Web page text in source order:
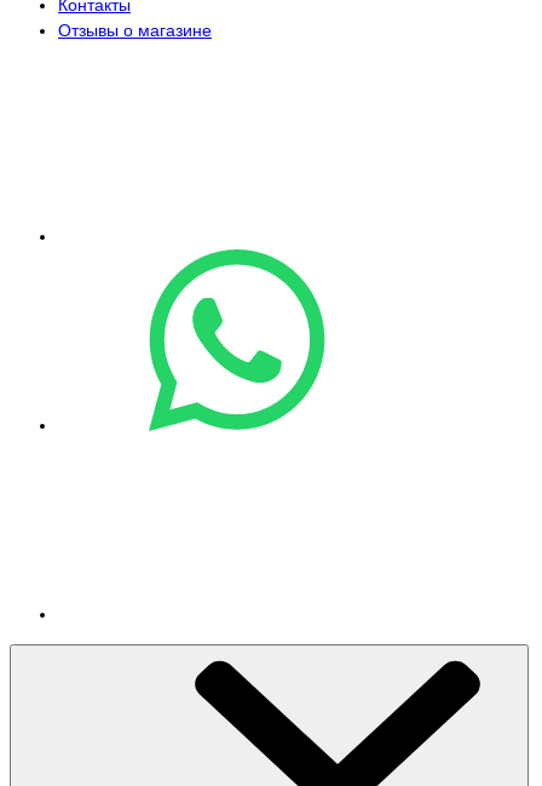
Контакты
Отзывы о магазине